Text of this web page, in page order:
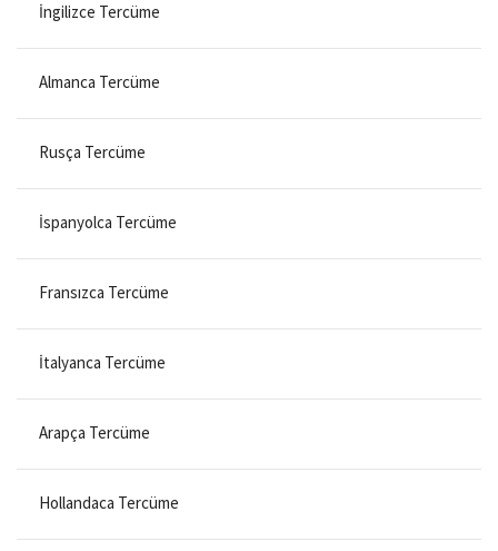
İngilizce Tercüme
Almanca Tercüme
Rusça Tercüme
İspanyolca Tercüme
Fransızca Tercüme
İtalyanca Tercüme
Arapça Tercüme
Hollandaca Tercüme